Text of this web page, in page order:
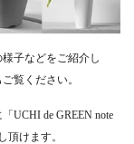
子などをご紹介し
覧ください。
UCHI de GREEN note
頂けます。